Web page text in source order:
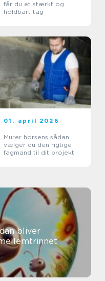
får du et stærkt og
holdbart tag
01. april 2026
Murer horsens sådan
vælger du den rigtige
fagmand til dit projekt
bliver